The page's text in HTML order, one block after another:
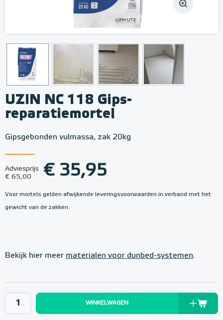
UZIN NC 118 Gips-
reparatiemortel
Gipsgebonden vulmassa, zak 20kg
Adviesprijs
€ 65,00
€ 35,95
Voor mortels gelden afwijkende leveringsvoorwaarden in verband met het
gewicht van de zakken.
Bekijk hier meer materialen voor dunbed-systemen.
WINKELWAGEN